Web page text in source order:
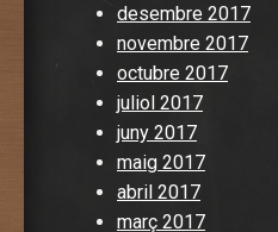
desembre 2017
novembre 2017
octubre 2017
juliol 2017
juny 2017
maig 2017
abril 2017
març 2017